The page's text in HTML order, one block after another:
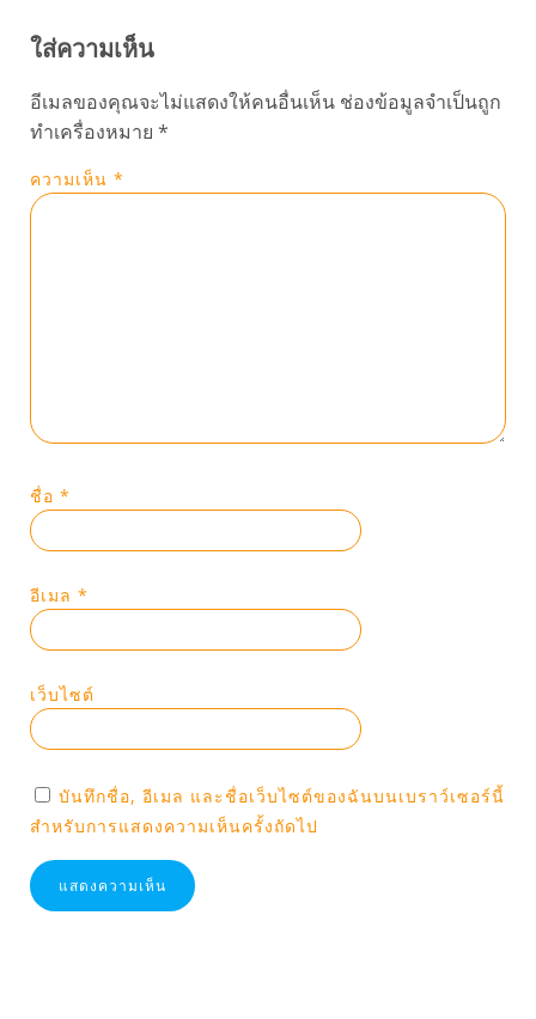
ใส่ความเห็น
อีเมลของคุณจะไม่แสดงให้คนอื่นเห็น ช่องข้อมูลจำเป็นถูก
ทำเครื่องหมาย *
ความเห็น *
ชื่อ *
อีเมล *
เว็บไซต์
บันทึกชื่อ, อีเมล และชื่อเว็บไซต์ของฉันบนเบราว์เซอร์นี้
สำหรับการแสดงความเห็นครั้งถัดไป